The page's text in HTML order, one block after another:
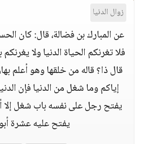
زوال الدنيا
عن المبارك بن فضالة، قال: كان
فلا تغرنكم الحياة الدنيا ولا
قال ذا؟ قاله من خلقها وهو أعلم
إياكم وما شغل من الدنيا فإن
يفتح رجل على نفسه باب شغل إلا
يفتح عليه عشرة